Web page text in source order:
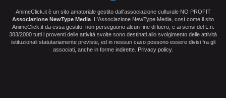
AnimeClick.it è un sito amatoriale gestito dall'associazione culturale NO PROFIT
Associazione NewType Media . L'Associazione NewType Media, così come il sito
AnimeClick.it da essa gestito, non perseguono alcun fine di lucro, e ai sensi del L.n.
383/2000 tutti i proventi delle attività svolte sono destinati allo svolgimento delle attività
istituzionali statutariamente previste, ed in nessun caso possono essere divisi fra gli
associati, anche in forme indirette.
Privacy policy.